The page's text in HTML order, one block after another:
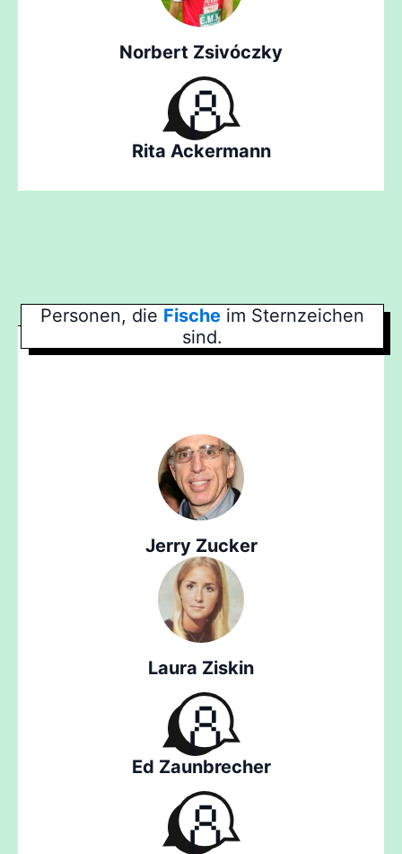
Norbert Zsivóczky
Rita Ackermann
Personen, die Fische im Sternzeichen
sind.
Jerry Zucker
Laura Ziskin
Ed Zaunbrecher